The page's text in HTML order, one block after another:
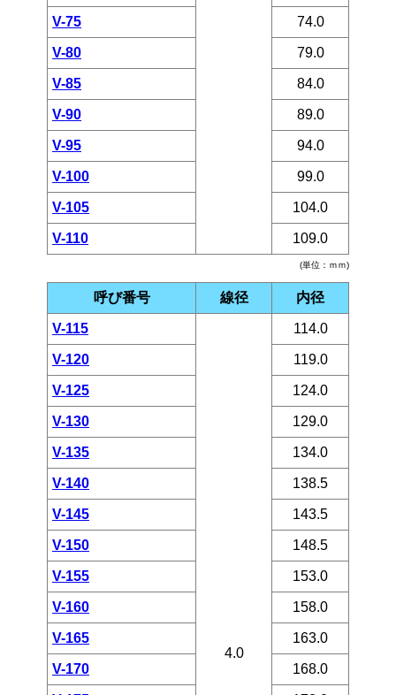
(単位：ｍｍ)
V-75 74.0
V-80 79.0
V-85 84.0
V-90 89.0
V-95 94.0
V-100 99.0
V-105 104.0
V-110 109.0
呼び番号 線径 内径
V-115
4.0
114.0
V-120 119.0
V-125 124.0
V-130 129.0
V-135 134.0
V-140 138.5
V-145 143.5
V-150 148.5
V-155 153.0
V-160 158.0
V-165 163.0
V-170 168.0